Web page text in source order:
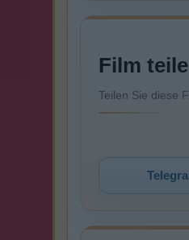
Film
Teilen Sie diese